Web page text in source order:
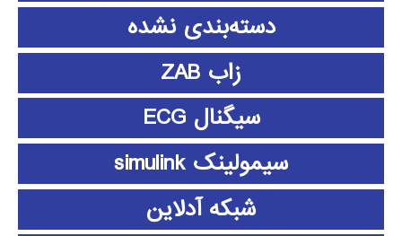
دسته‌بندی نشده
زاب ZAB
سیگنال ECG
سیمولینک simulink
شبکه آدلاین